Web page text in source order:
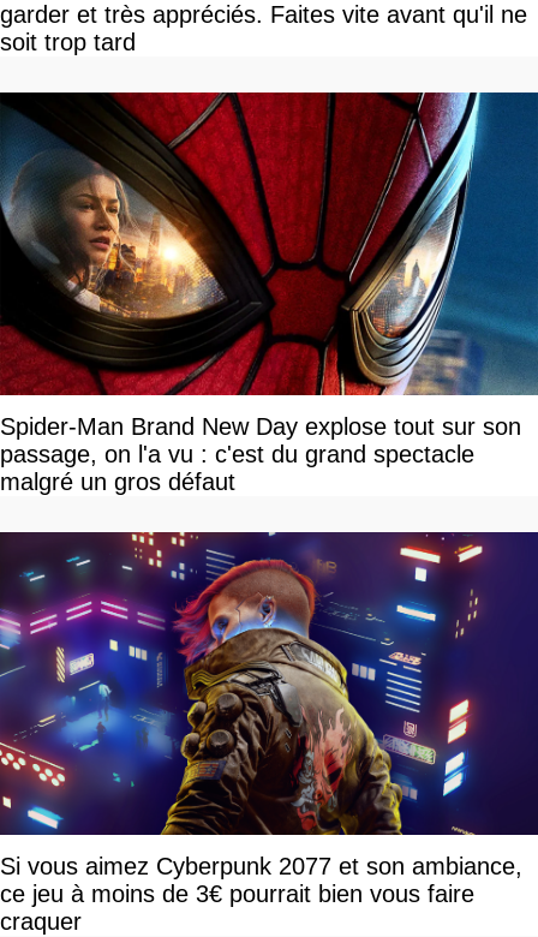
garder et très appréciés. Faites vite avant qu'il ne
soit trop tard
Spider-Man Brand New Day explose tout sur son
passage, on l'a vu : c'est du grand spectacle
malgré un gros défaut
Si vous aimez Cyberpunk 2077 et son ambiance,
ce jeu à moins de 3€ pourrait bien vous faire
craquer